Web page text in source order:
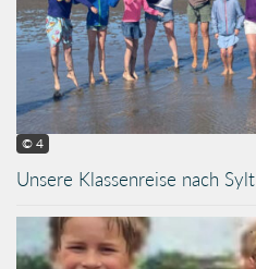
© 4
Unsere Klassenreise nach Sylt